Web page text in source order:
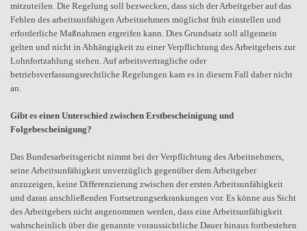
mitzuteilen. Die Regelung soll bezwecken, dass sich der Arbeitgeber auf das
Fehlen des arbeitsunfähigen Arbeitnehmers möglichst früh einstellen und
erforderliche Maßnahmen ergreifen kann. Dies Grundsatz soll allgemein
gelten und nicht in Abhängigkeit zu einer Verpflichtung des Arbeitgebers zur
Lohnfortzahlung stehen. Auf arbeitsvertragliche oder
betriebsverfassungsrechtliche Regelungen kam es in diesem Fall daher nicht
an.
Gibt es einen Unterschied zwischen Erstbescheinigung und
Folgebescheinigung?
Das Bundesarbeitsgericht nimmt bei der Verpflichtung des Arbeitnehmers,
seine Arbeitsunfähigkeit unverzüglich gegenüber dem Arbeitgeber
anzuzeigen, keine Differenzierung zwischen der ersten Arbeitsunfähigkeit
und daran anschließenden Fortsetzungserkrankungen vor. Es könne aus Sicht
des Arbeitgebers nicht angenommen werden, dass eine Arbeitsunfähigkeit
wahrscheinlich über die genannte voraussichtliche Dauer hinaus fortbestehen